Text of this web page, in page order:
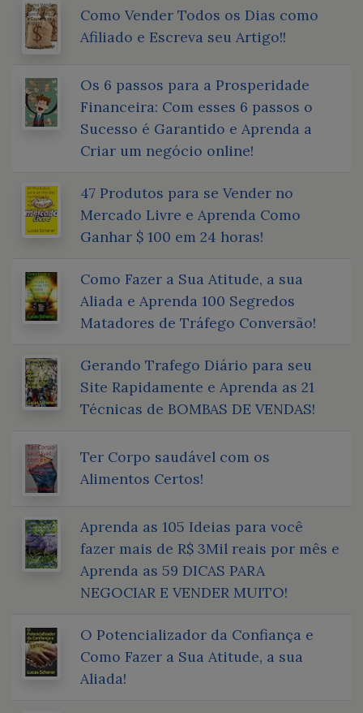
Como Vender Todos os Dias como
Afiliado e Escreva seu Artigo!!
Os 6 passos para a Prosperidade
Financeira: Com esses 6 passos o
Sucesso é Garantido e Aprenda a
Criar um negócio online!
47 Produtos para se Vender no
Mercado Livre e Aprenda Como
Ganhar $ 100 em 24 horas!
Como Fazer a Sua Atitude, a sua
Aliada e Aprenda 100 Segredos
Matadores de Tráfego Conversão!
Gerando Trafego Diário para seu
Site Rapidamente e Aprenda as 21
Técnicas de BOMBAS DE VENDAS!
Ter Corpo saudável com os
Alimentos Certos!
Aprenda as 105 Ideias para você
fazer mais de R$ 3Mil reais por mês e
Aprenda as 59 DICAS PARA
NEGOCIAR E VENDER MUITO!
O Potencializador da Confiança e
Como Fazer a Sua Atitude, a sua
Aliada!